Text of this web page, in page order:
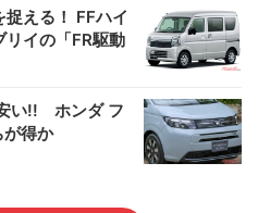
える！ FFハイ
リイの「FR駆動
い!! ホンダ フ
が得か